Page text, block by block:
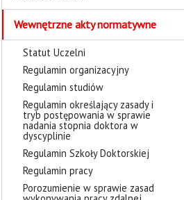
Wewnętrzne akty normatywne
Statut Uczelni
Regulamin organizacyjny
Regulamin studiów
Regulamin określający zasady i
tryb postępowania w sprawie
nadania stopnia doktora w
dyscyplinie
Regulamin Szkoły Doktorskiej
Regulamin pracy
Porozumienie w sprawie zasad